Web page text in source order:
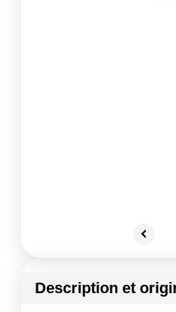
Description et